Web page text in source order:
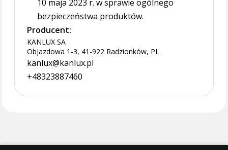
10 maja 2023 r. w sprawie ogólnego
bezpieczeństwa produktów.
Producent:
KANLUX SA
Objazdowa 1-3, 41-922 Radzionków, PL
kanlux@kanlux.pl
+48323887460